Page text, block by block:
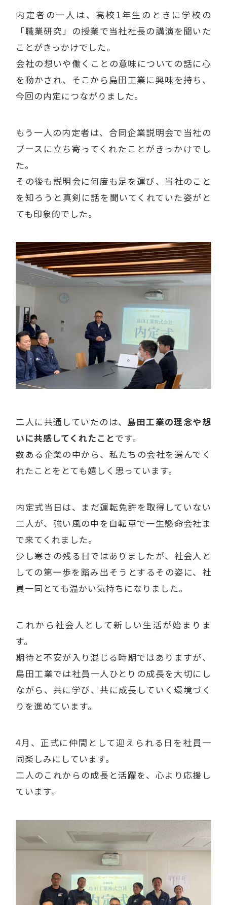
内定者の一人は、高校1年生のときに学校の
「職業研究」の授業で当社社長の講演を聞いた
ことがきっかけでした。
会社の想いや働くことの意味についての話に心
を動かされ、そこから島田工業に興味を持ち、
今回の内定につながりました。
もう一人の内定者は、合同企業説明会で当社の
ブースに立ち寄ってくれたことがきっかけでし
た。
その後も説明会に何度も足を運び、当社のこと
を知ろうと真剣に話を聞いてくれていた姿がと
ても印象的でした。
二人に共通していたのは、 島田工業の理念や想
いに共感してくれたことです。
数ある企業の中から、私たちの会社を選んでく
れたことをとても嬉しく思っています。
内定式当日は、まだ運転免許を取得していない
二人が、強い風の中を自転車で一生懸命会社ま
で来てくれました。
少し寒さの残る日ではありましたが、社会人と
しての第一歩を踏み出そうとするその姿に、社
員一同とても温かい気持ちになりました。
これから社会人として新しい生活が始まりま
す。
期待と不安が入り混じる時期ではありますが、
島田工業では社員一人ひとりの成長を大切にし
ながら、共に学び、共に成長していく環境づく
りを進めています。
4月、正式に仲間として迎えられる日を社員一
同楽しみにしています。
二人のこれからの成長と活躍を、心より応援し
ています。